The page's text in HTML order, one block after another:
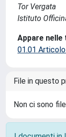
Tor Vergata
Istituto
Appare nelle
01.01
File in questo
Non ci sono